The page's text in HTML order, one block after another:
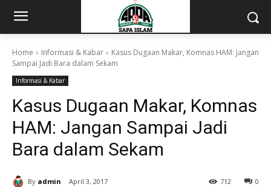
Home Informasi & Kabar
Kasus Dugaan Makar, Komnas HAM: Jangan
Sampai Jadi Bara dalam Sekam
Informasi & Kabar
Kasus Dugaan Makar, Komnas
HAM: Jangan Sampai Jadi
Bara dalam Sekam
By admin April 3, 2017 0
712